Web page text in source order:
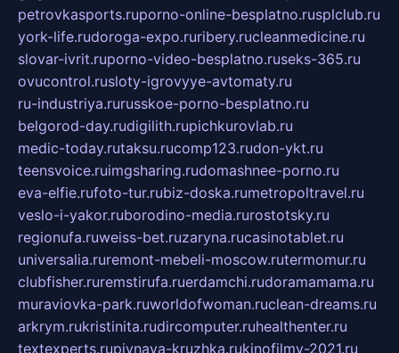
petrovkasports.ruporno-online-besplatno.rusplclub.ru
york-life.rudoroga-expo.ruribery.rucleanmedicine.ru
slovar-ivrit.ruporno-video-besplatno.ruseks-365.ru
ovucontrol.rusloty-igrovyye-avtomaty.ru
ru-industriya.rurusskoe-porno-besplatno.ru
belgorod-day.rudigilith.rupichkurovlab.ru
medic-today.rutaksu.rucomp123.rudon-ykt.ru
teensvoice.ruimgsharing.rudomashnee-porno.ru
eva-elfie.rufoto-tur.rubiz-doska.rumetropoltravel.ru
veslo-i-yakor.ruborodino-media.rurostotsky.ru
regionufa.ruweiss-bet.ruzaryna.rucasinotablet.ru
universalia.ruremont-mebeli-moscow.rutermomur.ru
clubfisher.ruremstirufa.ruerdamchi.rudoramamama.ru
muraviovka-park.ruworldofwoman.ruclean-dreams.ru
arkrym.rukristinita.rudircomputer.ruhealthenter.ru
textexperts.rupivnaya-kruzhka.rukinofilmy-2021.ru